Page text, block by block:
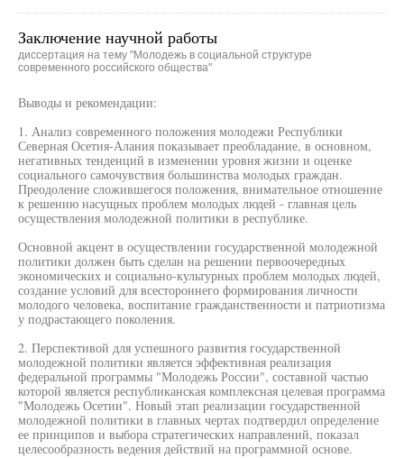
Заключение научной работы
диссертация на тему "Молодежь в социальной структуре
современного российского общества"
Выводы и рекомендации:
1. Анализ современного положения молодежи Республики
Северная Осетия-Алания показывает преобладание, в основном,
негативных тенденций в изменении уровня жизни и оценке
социального самочувствия большинства молодых граждан.
Преодоление сложившегося положения, внимательное отношение
к решению насущных проблем молодых людей - главная цель
осуществления молодежной политики в республике.
Основной акцент в осуществлении государственной молодежной
политики должен быть сделан на решении первоочередных
экономических и социально-культурных проблем молодых людей,
создание условий для всестороннего формирования личности
молодого человека, воспитание гражданственности и патриотизма
у подрастающего поколения.
2. Перспективой для успешного развития государственной
молодежной политики является эффективная реализация
федеральной программы "Молодежь России", составной частью
которой является республиканская комплексная целевая программа
"Молодежь Осетии". Новый этап реализации государственной
молодежной политики в главных чертах подтвердил определение
ее принципов и выбора стратегических направлений, показал
целесообразность ведения действий на программной основе.